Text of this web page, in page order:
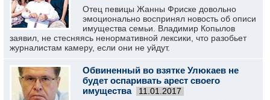
Отец певицы Жанны Фриске довольно
эмоционально воспринял новость об описи
имущества семьи. Владимир Копылов
заявил, не стесняясь ненормативной лексики, что разобьет
журналистам камеру, если они не уйдут.
Обвиненный во взятке Улюкаев не
будет оспаривать арест своего
имущества
11.01.2017